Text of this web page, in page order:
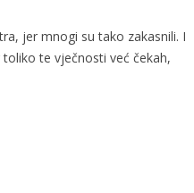
jer mnogi su tako zakasnili. I
te vječnosti već čekah,